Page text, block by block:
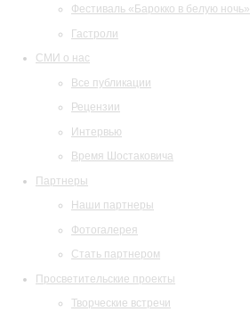
Фестиваль «Барокко в белую ночь»
Гастроли
СМИ о нас
Все публикации
Рецензии
Интервью
Время Шостаковича
Партнеры
Наши партнеры
Фотогалерея
Стать партнером
Просветительские проекты
Творческие встречи